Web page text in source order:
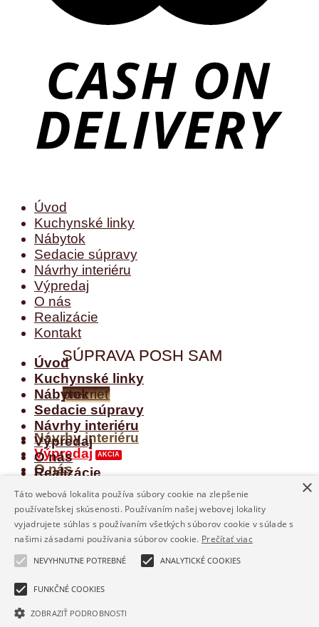
MODERNÁ SEDACIA
SÚPRAVA POSH SAM
prezrieť
Návrhy interiéru
Výpredaj
O nás
Kontakt
Úvod
Kuchynské linky
Nábytok
Sedacie súpravy
Návrhy interiéru
Výpredaj
O nás
Realizácie
Kontakt
Úvod
Kuchynské linky
Nábytok
Sedacie súpravy
Návrhy interiéru
Výpredaj
O nás
Realizácie
Kontakt
Prihlásenie
Používateľské meno alebo e-mailová adresa
Heslo
×
Táto webová lokalita používa súbory cookie na zlepšenie
používateľskej skúsenosti. Používaním našej webovej lokality
vyjadrujete súhlas s používaním všetkých súborov cookie v súlade s
našimi zásadami používania súborov cookie. Prečítať viac
NEVYHNUTNE POTREBNÉ ANALYTICKÉ COOKIES
FUNKČNÉ COOKIES
ZOBRAZIŤ PODROBNOSTI